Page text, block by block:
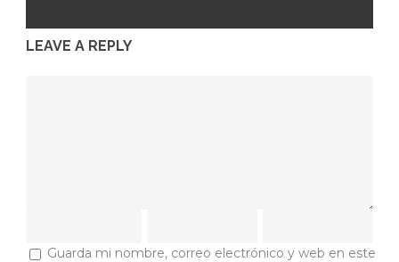
LEAVE A REPLY
Guarda mi nombre, correo electrónico y web en este